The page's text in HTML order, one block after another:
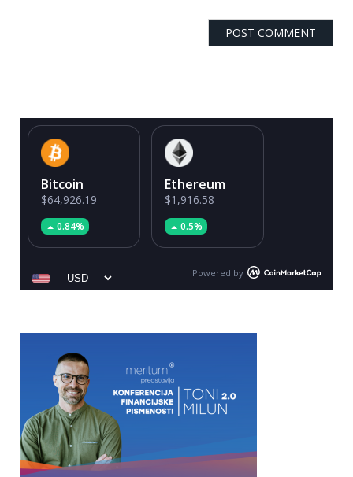
Bitcoin
$64,926.19
0.84%
Ethereum
$1,916.58
0.5%
Powered by